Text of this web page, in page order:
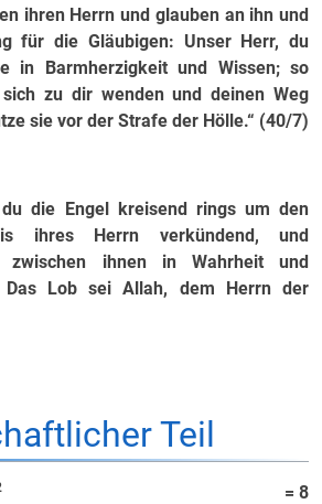
ihren Herrn und glauben an ihn und
für die Gläubigen: Unser Herr, du
in Barmherzigkeit und Wissen; so
zu dir wenden und deinen Weg
sie vor der Strafe der Hölle.“ (40/7)
die Engel kreisend rings um den
ihres Herrn verkündend, und
zwischen ihnen in Wahrheit und
Das Lob sei Allah, dem Herrn der
Teil
= 8